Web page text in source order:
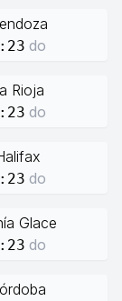
do
Rioja
do
do
Glace
do